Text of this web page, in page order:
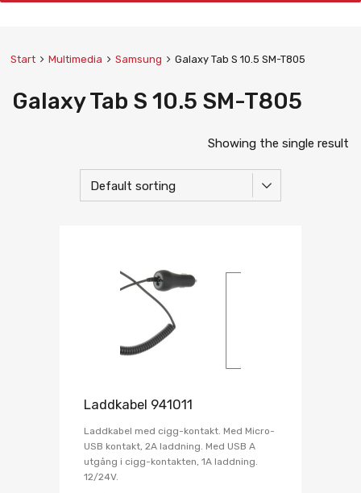
Start Multimedia Samsung Galaxy Tab S 10.5 SM-T805
Galaxy Tab S 10.5 SM-T805
Showing the single result
Laddkabel 941011
Laddkabel med cigg-kontakt. Med Micro-
USB kontakt, 2A laddning. Med USB A
utgång i cigg-kontakten, 1A laddning.
12/24V.